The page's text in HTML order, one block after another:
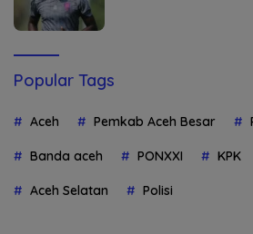
Popular Tags
Aceh Pemkab Aceh Besar
Banda aceh PONXXI KPK
Aceh Selatan Polisi